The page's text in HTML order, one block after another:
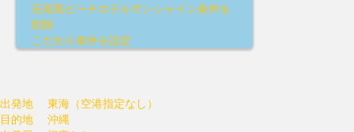
石垣島ビーチホテルサンシャイン条件を
削除
こだわり条件を設定
出発地
東海（空港指定なし）
目的地
沖縄